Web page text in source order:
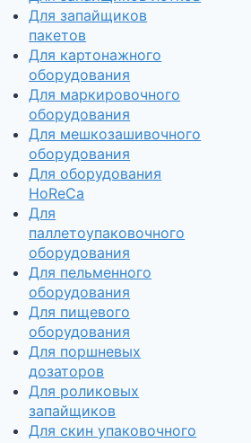
Для запайщиков
пакетов
Для картонажного
оборудования
Для маркировочного
оборудования
Для мешкозашивочного
оборудования
Для оборудования
HoReCa
Для
паллетоупаковочного
оборудования
Для пельменного
оборудования
Для пищевого
оборудования
Для поршневых
дозаторов
Для роликовых
запайщиков
Для скин упаковочного